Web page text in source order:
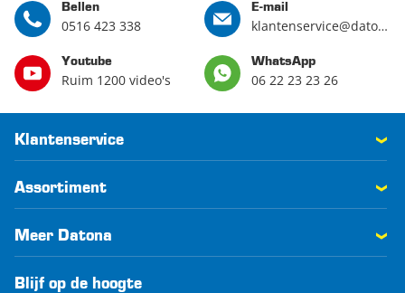
Bellen
0516 423 338
E-mail
klantenservice@datona.nl
Youtube
Ruim 1200 video's
WhatsApp
06 22 23 23 26
Klantenservice
Assortiment
Meer Datona
Blijf op de hoogte